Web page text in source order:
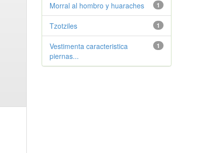
1
Morral al hombro y huaraches
1
Tzotziles
1
Vestimenta caracteristica
piernas...